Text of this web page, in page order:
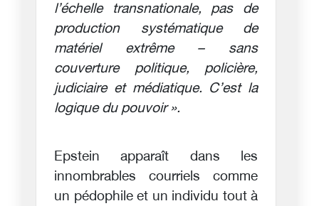
l’échelle transnationale, pas de
production systématique de
matériel extrême – sans
couverture politique, policière,
judiciaire et médiatique. C’est la
logique du pouvoir ».
Epstein apparaît dans les
innombrables courriels comme
un pédophile et un individu tout à